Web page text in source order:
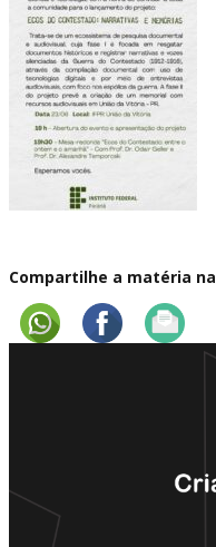
Compartilhe a matéria